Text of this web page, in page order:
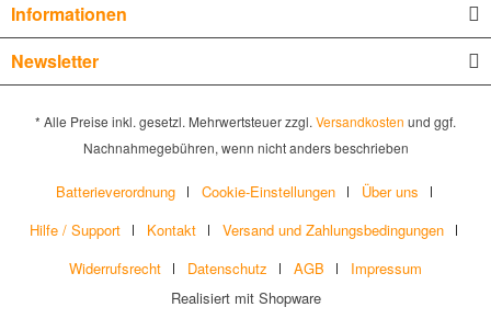
Informationen
Newsletter
* Alle Preise inkl. gesetzl. Mehrwertsteuer zzgl. Versandkosten und ggf.
Nachnahmegebühren, wenn nicht anders beschrieben
Batterieverordnung Cookie-Einstellungen
Über uns
Hilfe / Support
Kontakt
Versand und Zahlungsbedingungen
Widerrufsrecht
Datenschutz AGB
Impressum
Realisiert mit Shopware